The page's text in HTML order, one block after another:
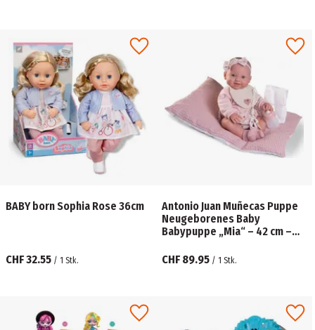
BABY born Sophia Rose 36cm
CHF 32.55 / 1 Stk.
Antonio Juan Muñecas Puppe
Neugeborenes Baby
Babypuppe „Mia“ – 42 cm –
Babydecke
CHF 89.95 / 1 Stk.